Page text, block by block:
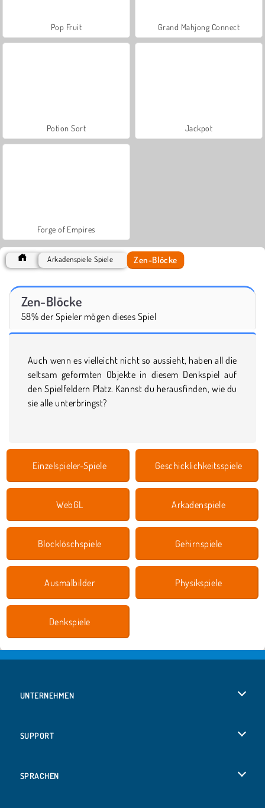
Pop Fruit Grand Mahjong Connect
Potion Sort Jackpot
Forge of Empires
Arkadenspiele Spiele Zen-Blöcke
Zen-Blöcke
58% der Spieler mögen dieses Spiel
Auch wenn es vielleicht nicht so aussieht, haben all die
seltsam geformten Objekte in diesem Denkspiel auf
den Spielfeldern Platz. Kannst du herausfinden, wie du
sie alle unterbringst?
Einzelspieler-Spiele Geschicklichkeitsspiele
WebGL Arkadenspiele
Blocklöschspiele Gehirnspiele
Ausmalbilder Physikspiele
Denkspiele
UNTERNEHMEN
SUPPORT
SPRACHEN